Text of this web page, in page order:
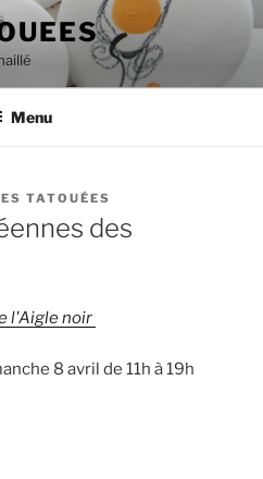
Menu
TATOUÉES
des
l'Aigle noir
8 avril de 11h à 19h